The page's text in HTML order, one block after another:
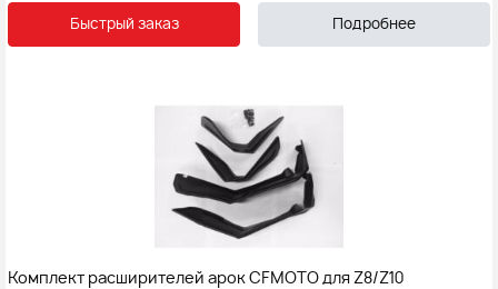
Быстрый заказ Подробнее
Комплект расширителей арок CFMOTO для Z8/Z10